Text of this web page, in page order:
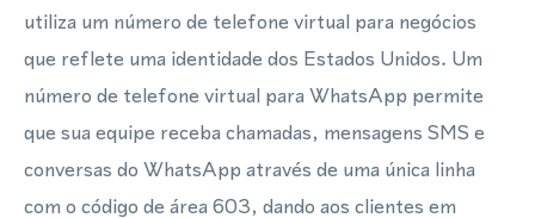
utiliza um número de telefone virtual para negócios
que reflete uma identidade dos Estados Unidos. Um
número de telefone virtual para WhatsApp permite
que sua equipe receba chamadas, mensagens SMS e
conversas do WhatsApp através de uma única linha
com o código de área 603, dando aos clientes em